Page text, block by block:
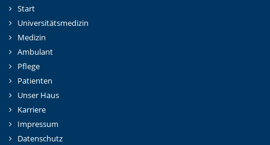
Start
Universitätsmedizin
Medizin
Ambulant
Pflege
Patienten
Unser Haus
Karriere
Impressum
Datenschutz